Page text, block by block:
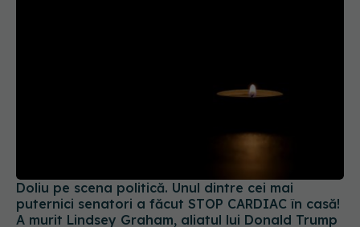
Doliu pe scena politică. Unul dintre cei mai
12 iul 2026, 09:50